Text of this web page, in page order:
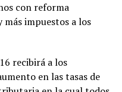
con reforma
impuestos a los
recibirá a los
en las tasas de